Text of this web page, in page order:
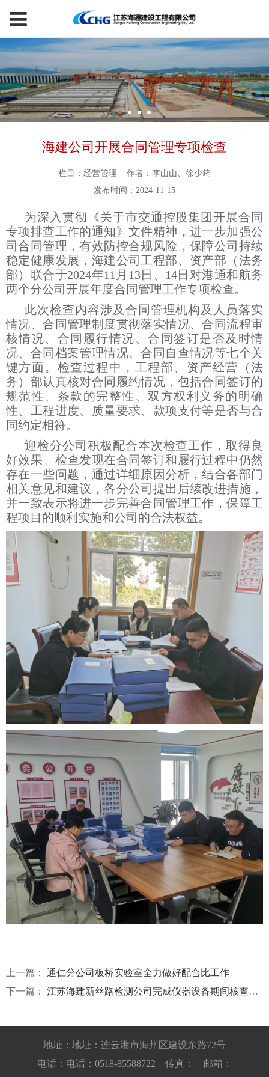
海建公司开展合同管理专项检查
栏目：经营管理
作者：李山山、徐少筠
发布时间：2024-11-15
为深入贯彻《关于市交通控股集团开展合同
专项排查工作的通知》文件精神，进一步加强公
司合同管理，有效防控合规风险，保障公司持续
稳定健康发展，海建公司工程部、资产部（法务
部）联合于2024年11月13日、14日对港通和航务
两个分公司开展年度合同管理工作专项检查。
此次检查内容涉及合同管理机构及人员落实
情况、合同管理制度贯彻落实情况、合同流程审
核情况、合同履行情况、合同签订是否及时情
况、合同档案管理情况、合同自查情况等七个关
键方面。检查过程中，工程部、资产经营（法
务）部认真核对合同履约情况，包括合同签订的
规范性、条款的完整性、双方权利义务的明确
性、工程进度、质量要求、款项支付等是否与合
同约定相符。
迎检分公司积极配合本次检查工作，取得良
好效果。检查发现在合同签订和履行过程中仍然
存在一些问题，通过详细原因分析，结合各部门
相关意见和建议，各分公司提出后续改进措施，
并一致表示将进一步完善合同管理工作，保障工
程项目的顺利实施和公司的合法权益。
上一篇： 通仁分公司板桥实验室全力做好配合比工作
下一篇： 江苏海建新丝路检测公司完成仪器设备期间核查工作
地址：地址：连云港市海州区建设东路72号
电话：电话：0518-85588722 传真： 邮箱：